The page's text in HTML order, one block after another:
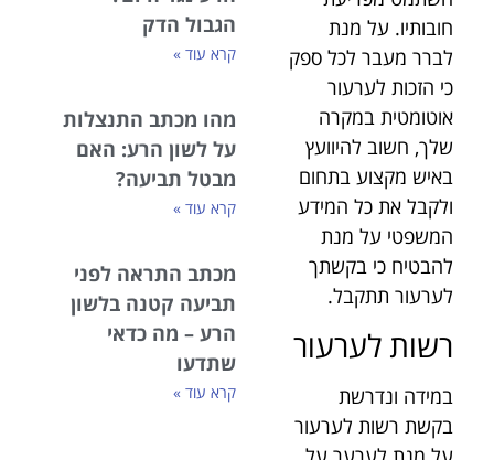
חובותיו. על מנת
לברר מעבר לכל ספק
כי הזכות לערעור
אוטומטית במקרה
שלך, חשוב להיוועץ
באיש מקצוע בתחום
ולקבל את כל המידע
המשפטי על מנת
להבטיח כי בקשתך
לערעור תתקבל.
רשות לערעור
במידה ונדרשת
בקשת רשות לערעור
הגבול הדק
קרא עוד »
מהו מכתב התנצלות
על לשון הרע: האם
מבטל תביעה?
קרא עוד »
מכתב התראה לפני
תביעה קטנה בלשון
הרע – מה כדאי
שתדעו
קרא עוד »